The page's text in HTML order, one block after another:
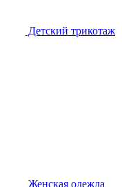
Детcкий трикотаж
Женская одежда